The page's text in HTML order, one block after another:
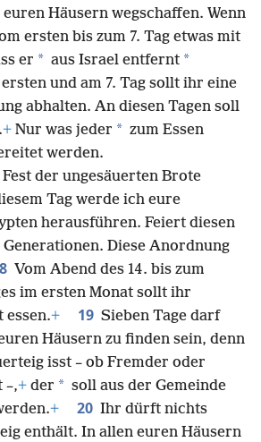
Häusern wegschaffen. Wenn
ersten bis zum 7. Tag etwas mit
er * aus Israel entfernt *
und am 7. Tag sollt ihr eine
abhalten. An diesen Tagen soll
+ Nur was jeder * zum Essen
werden.
der ungesäuerten Brote
Tag werde ich eure
herausführen. Feiert diesen
Diese Anordnung
Vom Abend des 14. bis zum
im ersten Monat sollt ihr
essen.+ 19 Sieben Tage darf
Häusern zu finden sein, denn
isst – ob Fremder oder
–,+ der * soll aus der Gemeinde
+ 20 Ihr dürft nichts
enthält. In allen euren Häusern